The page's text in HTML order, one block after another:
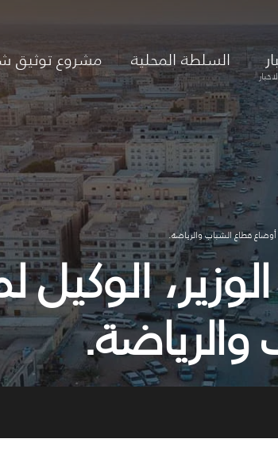
السلطة المحلية مشروع توثيق
قطاع الشباب والرياضة.